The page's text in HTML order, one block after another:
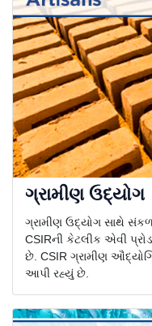
ગ્રામીણ ઉદ્યોગ
ગ્રામીણ ઉદ્યોગ સાથે
CSIRની કેટલીક એવી
છે. CSIR ગ્રામીણ
આપી રહ્યું છે.